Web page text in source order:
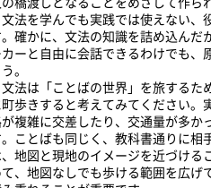
法を学んでも実践では使えない、
確かに、文法の知識を詰め込んだ
ーと自由に会話できるわけでも、
。
法は「ことばの世界」を旅するた
歩きすると考えてみてください
複雑に交差したり、交通量が多か
ことばも同じく、教科書通りに相
地図と現地のイメージを近づけ
、地図なしでも歩ける範囲を広げ